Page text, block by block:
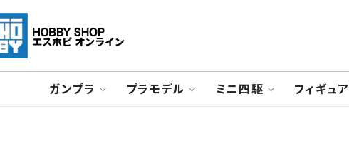
ガンプラ プラモデル ミニ四駆 フィギュア